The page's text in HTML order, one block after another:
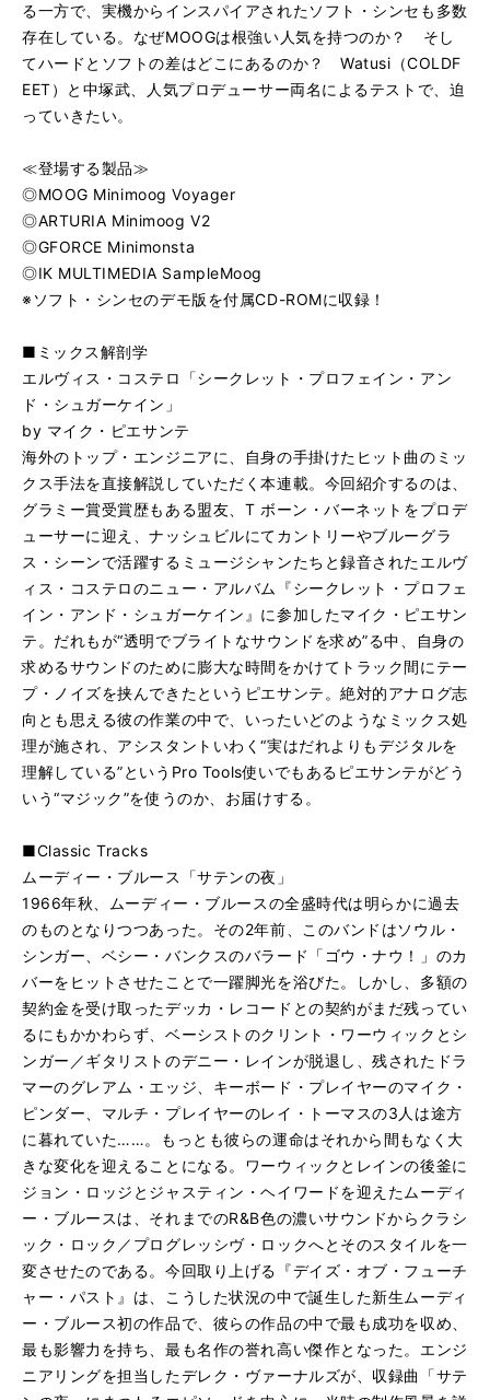
る一方で、実機からインスパイアされたソフト・シンセも多数
存在している。なぜMOOGは根強い人気を持つのか？ そし
てハードとソフトの差はどこにあるのか？ Watusi（COLDF
EET）と中塚武、人気プロデューサー両名によるテストで、迫
っていきたい。
≪登場する製品≫
◎MOOG Minimoog Voyager
◎ARTURIA Minimoog V2
◎GFORCE Minimonsta
◎IK MULTIMEDIA SampleMoog
※ソフト・シンセのデモ版を付属CD-ROMに収録！
■ミックス解剖学
エルヴィス・コステロ「シークレット・プロフェイン・アン
ド・シュガーケイン」
by マイク・ピエサンテ
海外のトップ・エンジニアに、自身の手掛けたヒット曲のミッ
クス手法を直接解説していただく本連載。今回紹介するのは、
グラミー賞受賞歴もある盟友、T ボーン・バーネットをプロデ
ューサーに迎え、ナッシュビルにてカントリーやブルーグラ
ス・シーンで活躍するミュージシャンたちと録音されたエルヴ
ィス・コステロのニュー・アルバム『シークレット・プロフェ
イン・アンド・シュガーケイン』に参加したマイク・ピエサン
テ。だれもが“透明でブライトなサウンドを求め”る中、自身の
求めるサウンドのために膨大な時間をかけてトラック間にテー
プ・ノイズを挟んできたというピエサンテ。絶対的アナログ志
向とも思える彼の作業の中で、いったいどのようなミックス処
理が施され、アシスタントいわく“実はだれよりもデジタルを
理解している”というPro Tools使いでもあるピエサンテがどう
いう“マジック”を使うのか、お届けする。
■Classic Tracks
ムーディー・ブルース「サテンの夜」
1966年秋、ムーディー・ブルースの全盛時代は明らかに過去
のものとなりつつあった。その2年前、このバンドはソウル・
シンガー、ベシー・バンクスのバラード「ゴウ・ナウ！」のカ
バーをヒットさせたことで一躍脚光を浴びた。しかし、多額の
契約金を受け取ったデッカ・レコードとの契約がまだ残ってい
るにもかかわらず、ベーシストのクリント・ワーウィックとシ
ンガー／ギタリストのデニー・レインが脱退し、残されたドラ
マーのグレアム・エッジ、キーボード・プレイヤーのマイク・
ピンダー、マルチ・プレイヤーのレイ・トーマスの3人は途方
に暮れていた……。もっとも彼らの運命はそれから間もなく大
きな変化を迎えることになる。ワーウィックとレインの後釜に
ジョン・ロッジとジャスティン・ヘイワードを迎えたムーディ
ー・ブルースは、それまでのR&B色の濃いサウンドからクラシ
ック・ロック／プログレッシヴ・ロックへとそのスタイルを一
変させたのである。今回取り上げる『デイズ・オブ・フューチ
ャー・パスト』は、こうした状況の中で誕生した新生ムーディ
ー・ブルース初の作品で、彼らの作品の中で最も成功を収め、
最も影響力を持ち、最も名作の誉れ高い傑作となった。エンジ
ニアリングを担当したデレク・ヴァーナルズが、収録曲「サテ